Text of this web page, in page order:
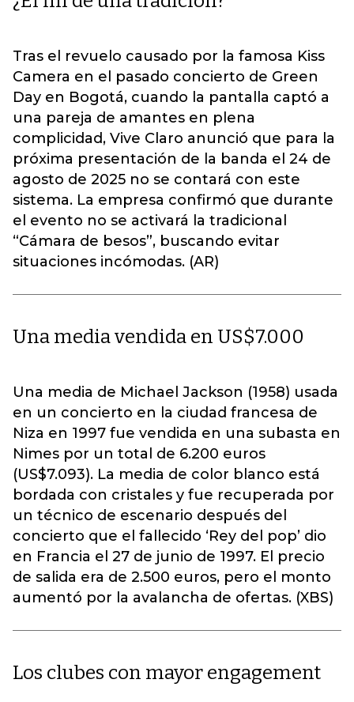
Tras el revuelo causado por la famosa Kiss
Camera en el pasado concierto de Green
Day en Bogotá, cuando la pantalla captó a
una pareja de amantes en plena
complicidad, Vive Claro anunció que para la
próxima presentación de la banda el 24 de
agosto de 2025 no se contará con este
sistema. La empresa confirmó que durante
el evento no se activará la tradicional
“Cámara de besos”, buscando evitar
situaciones incómodas. (AR)
Una media vendida en US$7.000
Una media de Michael Jackson (1958) usada
en un concierto en la ciudad francesa de
Niza en 1997 fue vendida en una subasta en
Nimes por un total de 6.200 euros
(US$7.093). La media de color blanco está
bordada con cristales y fue recuperada por
un técnico de escenario después del
concierto que el fallecido ‘Rey del pop’ dio
en Francia el 27 de junio de 1997. El precio
de salida era de 2.500 euros, pero el monto
aumentó por la avalancha de ofertas. (XBS)
Los clubes con mayor engagement